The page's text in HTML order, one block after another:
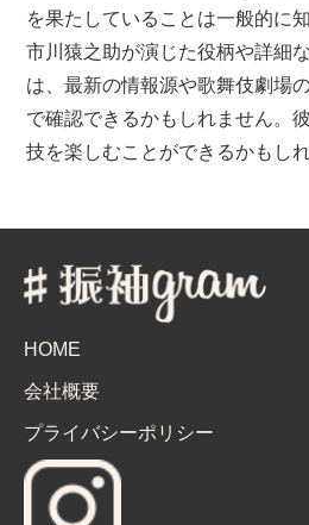
を果たしていることは一般的に
市川猿之助が演じた役柄や詳細
は、最新の情報源や歌舞伎劇場
で確認できるかもしれません。
技を楽しむことができるかもしれ
HOME
会社概要
プライバシーポリシー